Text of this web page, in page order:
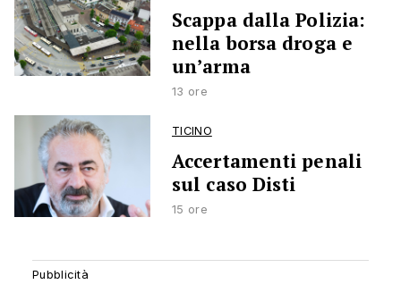
Scappa dalla Polizia:
nella borsa droga e
un’arma
13 ore
TICINO
Accertamenti penali
sul caso Disti
15 ore